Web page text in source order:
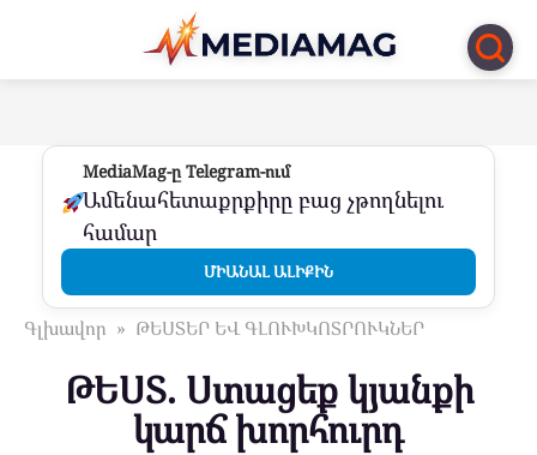
Перейти
контенту
MediaMag-ը Telegram-ում
Ամենահետաքրքիրը բաց չթողնելու
համար
ՄԻԱՆԱԼ ԱԼԻՔԻՆ
Գլխավոր » ԹԵՍՏԵՐ ԵՎ ԳԼՈՒԽԿՈՏՐՈՒԿՆԵՐ
ԹԵՍՏ. Ստացեք կյանքի
կարճ խորհուրդ